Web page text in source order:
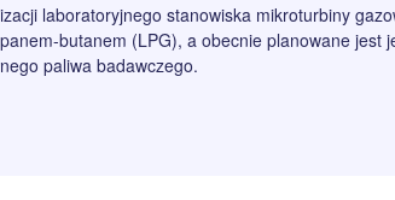
laboratoryjnego stanowiska mikroturbiny
butanem (LPG), a obecnie planowane jest
paliwa badawczego.